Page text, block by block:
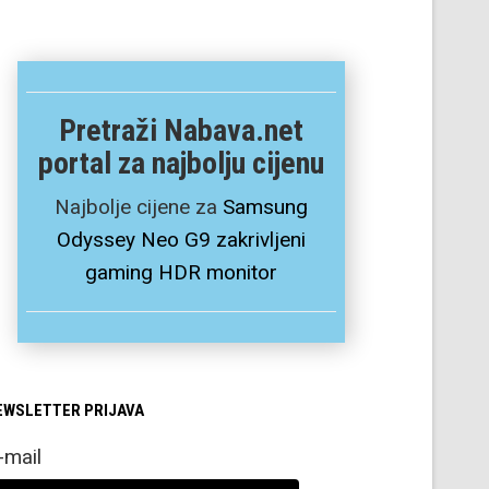
Pretraži Nabava.net
portal za najbolju cijenu
Najbolje cijene za Samsung
Odyssey Neo G9 zakrivljeni
gaming HDR monitor
PRIJAVA